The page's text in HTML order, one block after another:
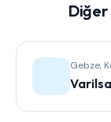
Diğer
Gebze,